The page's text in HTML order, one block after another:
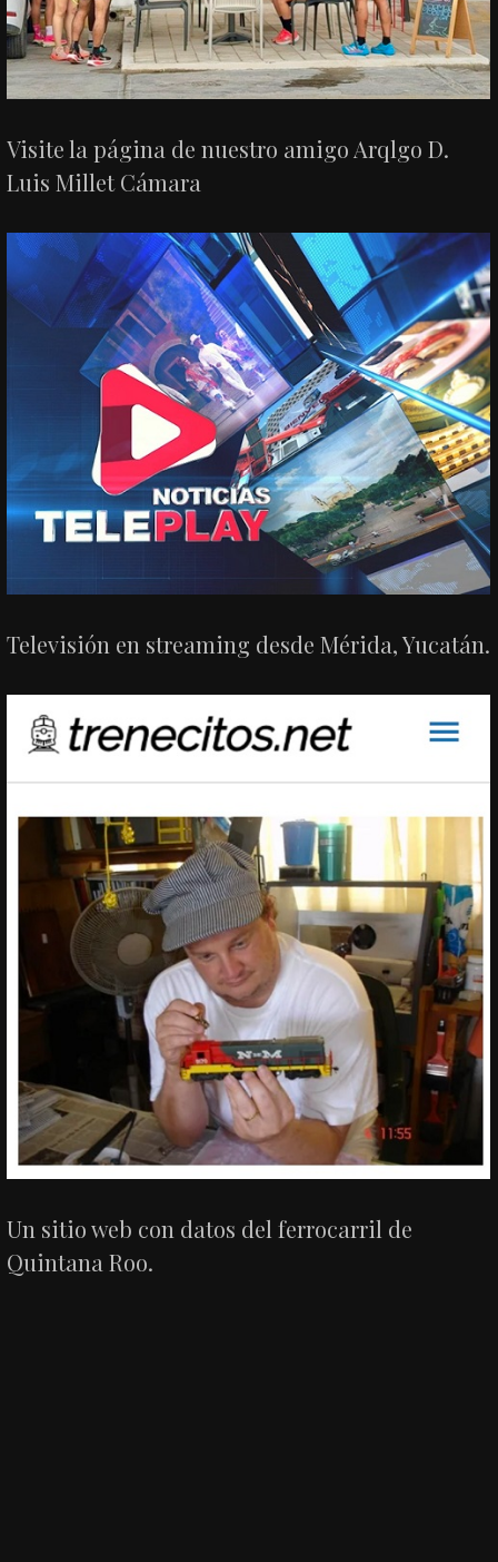
Visite la página de nuestro amigo Arqlgo D.
Luis Millet Cámara
Televisión en streaming desde Mérida, Yucatán.
Un sitio web con datos del ferrocarril de
Quintana Roo.